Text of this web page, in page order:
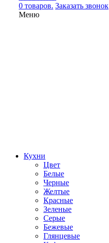
0 товаров. Заказать звонок
Меню
Кухни
Цвет
Белые
Черные
Желтые
Красные
Зеленые
Серые
Бежевые
Глянцевые